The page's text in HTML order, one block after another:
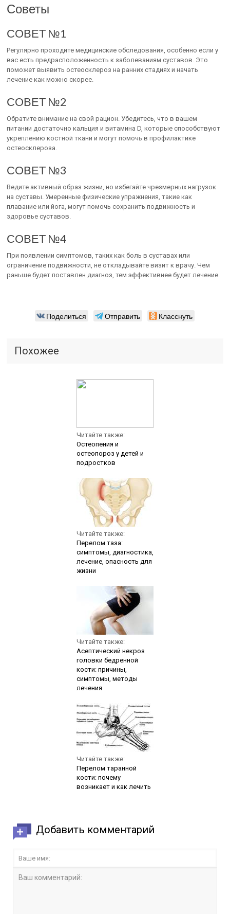
Советы
СОВЕТ №1
Регулярно проходите медицинские обследования, особенно если у
вас есть предрасположенность к заболеваниям суставов. Это
поможет выявить остеосклероз на ранних стадиях и начать
лечение как можно скорее.
СОВЕТ №2
Обратите внимание на свой рацион. Убедитесь, что в вашем
питании достаточно кальция и витамина D, которые способствуют
укреплению костной ткани и могут помочь в профилактике
остеосклероза.
СОВЕТ №3
Ведите активный образ жизни, но избегайте чрезмерных нагрузок
на суставы. Умеренные физические упражнения, такие как
плавание или йога, могут помочь сохранить подвижность и
здоровье суставов.
СОВЕТ №4
При появлении симптомов, таких как боль в суставах или
ограничение подвижности, не откладывайте визит к врачу. Чем
раньше будет поставлен диагноз, тем эффективнее будет лечение.
Поделиться Отправить Класснуть
Похожее
Читайте также:
Остеопения и
остеопороз у детей и
подростков
Читайте также:
Перелом таза:
симптомы, диагностика,
лечение, опасность для
жизни
Читайте также:
Асептический некроз
головки бедренной
кости: причины,
симптомы, методы
лечения
Читайте также:
Перелом таранной
кости: почему
возникает и как лечить
Добавить комментарий